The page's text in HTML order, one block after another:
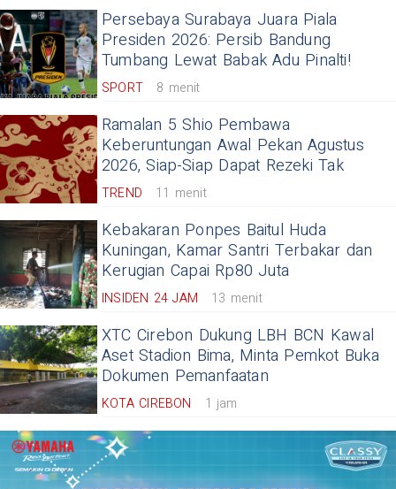
Persebaya Surabaya Juara Piala
Presiden 2026: Persib Bandung
Tumbang Lewat Babak Adu Pinalti!
SPORT 8 menit
Ramalan 5 Shio Pembawa
Keberuntungan Awal Pekan Agustus
2026, Siap-Siap Dapat Rezeki Tak
TREND 11 menit
Kebakaran Ponpes Baitul Huda
Kuningan, Kamar Santri Terbakar dan
Kerugian Capai Rp80 Juta
INSIDEN 24 JAM 13 menit
XTC Cirebon Dukung LBH BCN Kawal
Aset Stadion Bima, Minta Pemkot Buka
Dokumen Pemanfaatan
KOTA CIREBON 1 jam